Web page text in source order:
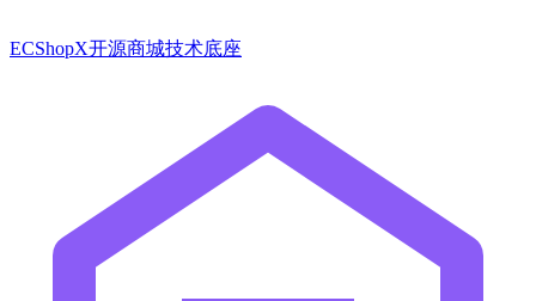
ECShopX开源商城技术底座